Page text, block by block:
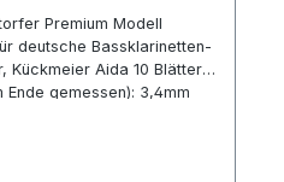
Premium Modell
deutsche Bassklarinetten-
Kückmeier Aida 10 Blätter
gemessen): 3,4mm